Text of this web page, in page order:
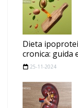
Dieta
cronica: guida
25-11-2024